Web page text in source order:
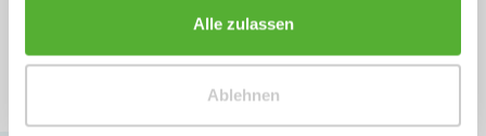
Alle zulassen
Ablehnen
+49 (0)4244 965 34 04
Mo - Do, 09:00 - 16:00 Uhr
und Fr, 09:00 - 13:00 Uhr